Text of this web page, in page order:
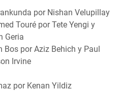
por Nishan Velupillay
Touré por Tete Yengi y
Geria
Bos por Aziz Behich y Paul
Irvine
por Kenan Yildiz